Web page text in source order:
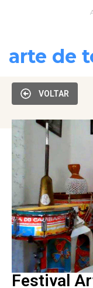
arte de
VOLTAR
Festival